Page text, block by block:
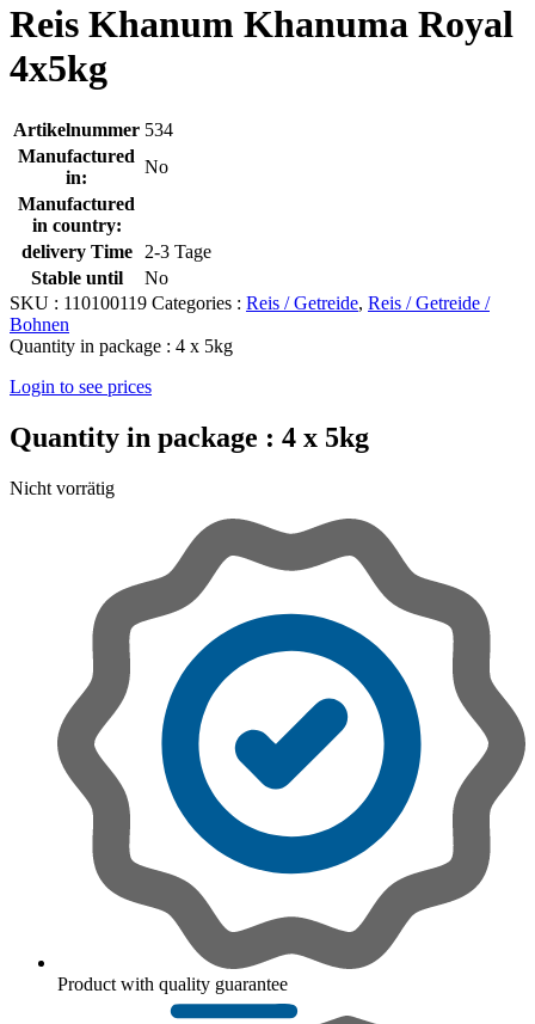
Reis Khanum Khanuma Royal
4x5kg
Artikelnummer 534
Manufactured
in:
No
Manufactured
in country:
delivery Time
2-3 Tage
Stable until
No
SKU : 110100119 Categories : Reis / Getreide, Reis / Getreide /
Bohnen
Quantity in package : 4 x 5kg
Login to see prices
Quantity in package : 4 x 5kg
Nicht vorrätig
Product with quality guarantee